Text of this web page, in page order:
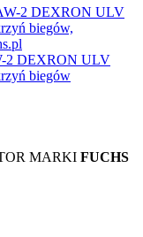
2 DEXRON ULV
biegów
MARKI FUCHS